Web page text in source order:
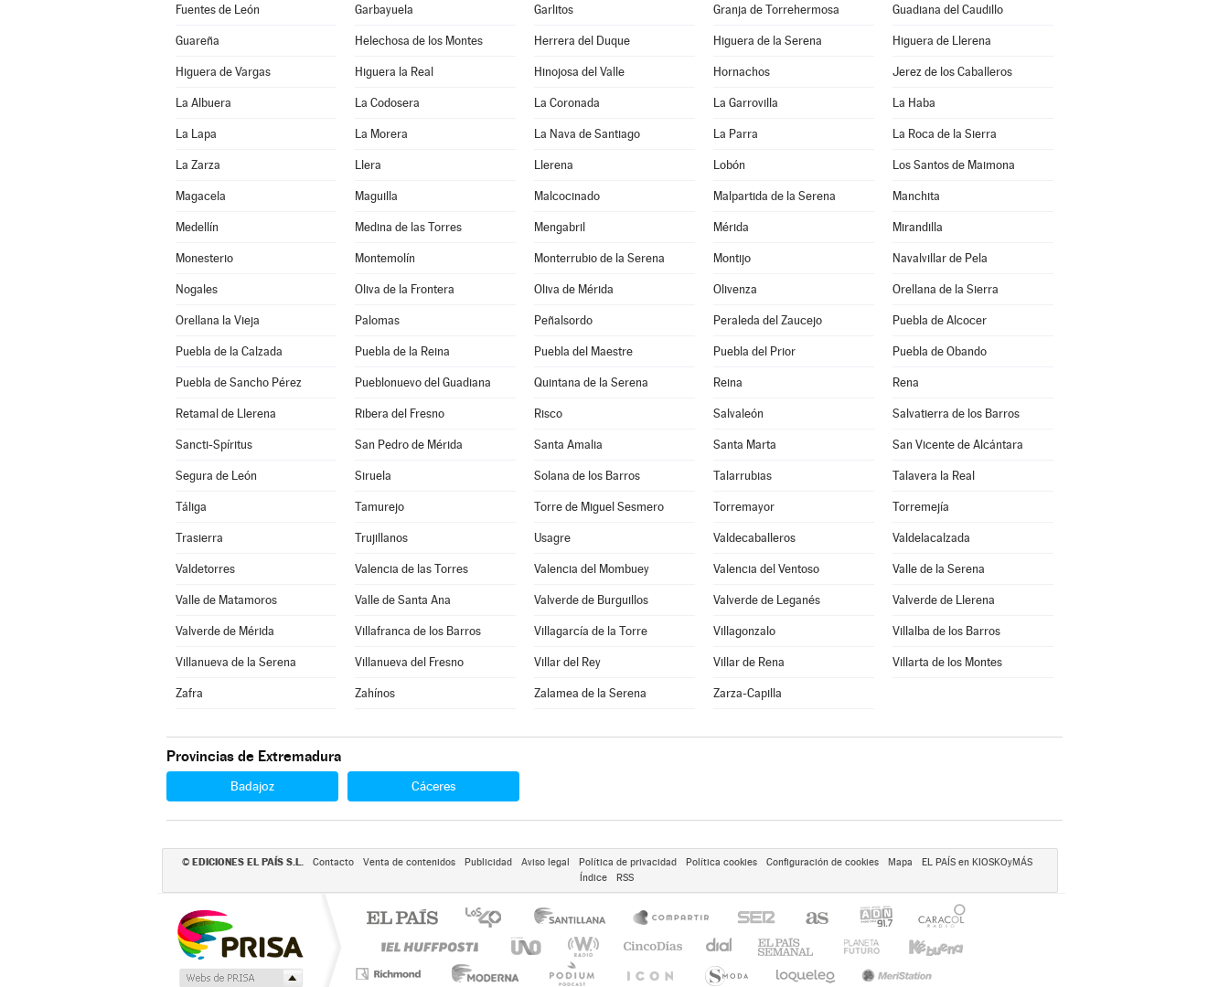
Fuentes de León Garbayuela Garlitos Granja de Torrehermosa Guadiana del Caudillo
Guareña Helechosa de los Montes Herrera del Duque Higuera de la Serena Higuera de Llerena
Higuera de Vargas Higuera la Real Hinojosa del Valle Hornachos Jerez de los Caballeros
La Albuera La Codosera La Coronada La Garrovilla La Haba
La Lapa La Morera La Nava de Santiago La Parra La Roca de la Sierra
La Zarza Llera Llerena Lobón Los Santos de Maimona
Magacela Maguilla Malcocinado Malpartida de la Serena Manchita
Medellín Medina de las Torres Mengabril Mérida Mirandilla
Monesterio Montemolín Monterrubio de la Serena Montijo Navalvillar de Pela
Nogales Oliva de la Frontera Oliva de Mérida Olivenza Orellana de la Sierra
Orellana la Vieja Palomas Peñalsordo Peraleda del Zaucejo Puebla de Alcocer
Puebla de la Calzada Puebla de la Reina Puebla del Maestre Puebla del Prior Puebla de Obando
Puebla de Sancho Pérez Pueblonuevo del Guadiana Quintana de la Serena Reina Rena
Retamal de Llerena Ribera del Fresno Risco Salvaleón Salvatierra de los Barros
Sancti-Spíritus San Pedro de Mérida Santa Amalia Santa Marta San Vicente de Alcántara
Segura de León Siruela Solana de los Barros Talarrubias Talavera la Real
Táliga Tamurejo Torre de Miguel Sesmero Torremayor Torremejía
Trasierra Trujillanos Usagre Valdecaballeros Valdelacalzada
Valdetorres Valencia de las Torres Valencia del Mombuey Valencia del Ventoso Valle de la Serena
Valle de Matamoros Valle de Santa Ana Valverde de Burguillos Valverde de Leganés Valverde de Llerena
Valverde de Mérida Villafranca de los Barros Villagarcía de la Torre Villagonzalo Villalba de los Barros
Villanueva de la Serena Villanueva del Fresno Villar del Rey Villar de Rena Villarta de los Montes
Zafra Zahínos Zalamea de la Serena Zarza-Capilla
Provincias de Extremadura
Badajoz Cáceres
© EDICIONES EL PAÍS S.L. Contacto Venta de contenidos Publicidad Aviso legal Política de privacidad Política cookies Configuración de cookies Mapa
EL PAÍS en KIOSKOyMÁS
Índice
RSS